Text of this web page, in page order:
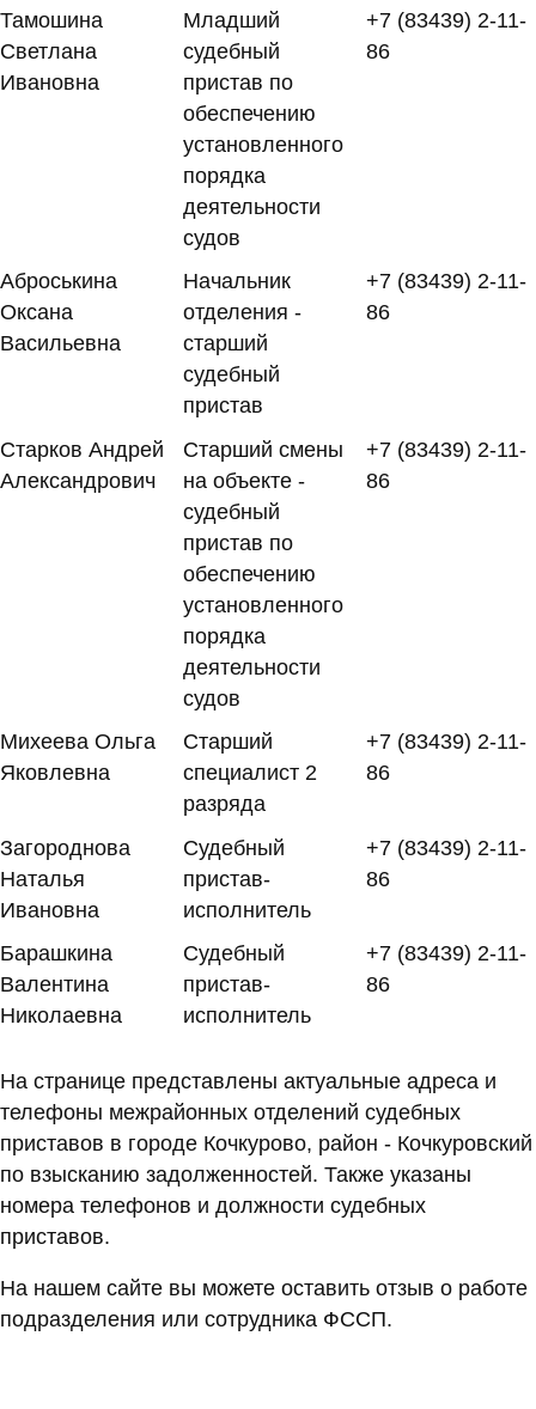
Тамошина
Светлана
Ивановна
Младший
судебный
пристав по
обеспечению
установленного
порядка
деятельности
судов
+7 (83439) 2-11-
86
Аброськина
Оксана
Васильевна
Начальник
отделения -
старший
судебный
пристав
+7 (83439) 2-11-
86
Старков Андрей
Александрович
Старший смены
на объекте -
судебный
пристав по
обеспечению
установленного
порядка
деятельности
судов
+7 (83439) 2-11-
86
Михеева Ольга
Яковлевна
Старший
специалист 2
разряда
+7 (83439) 2-11-
86
Загороднова
Наталья
Ивановна
Судебный
пристав-
исполнитель
+7 (83439) 2-11-
86
Барашкина
Валентина
Николаевна
Судебный
пристав-
исполнитель
+7 (83439) 2-11-
86
На странице представлены актуальные адреса и
телефоны межрайонных отделений судебных
приставов в городе Кочкурово, район - Кочкуровский
по взысканию задолженностей. Также указаны
номера телефонов и должности судебных
приставов.
На нашем сайте вы можете оставить отзыв о работе
подразделения или сотрудника ФССП.